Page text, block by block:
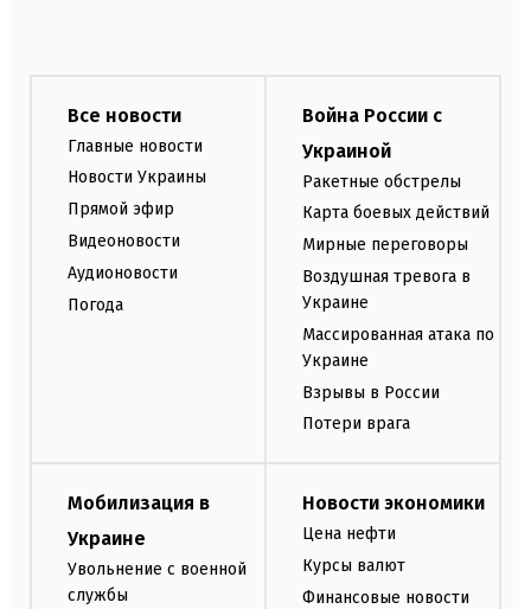
Все новости
Главные новости
Новости Украины
Прямой эфир
Видеоновости
Аудионовости
Погода
Война России с
Украиной
Ракетные обстрелы
Карта боевых действий
Мирные переговоры
Воздушная тревога в
Украине
Массированная атака по
Украине
Взрывы в России
Потери врага
Мобилизация в
Украине
Увольнение с военной
службы
Новости экономики
Цена нефти
Курсы валют
Финансовые новости